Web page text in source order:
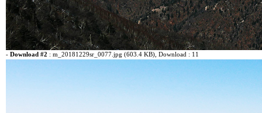
- Download #2 : m_20181229sr_0077.jpg (603.4 KB), Download : 11